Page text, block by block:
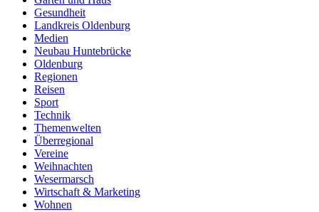
Gesundheit
Landkreis Oldenburg
Medien
Neubau Huntebrücke
Oldenburg
Regionen
Reisen
Sport
Technik
Themenwelten
Überregional
Vereine
Weihnachten
Wesermarsch
Wirtschaft & Marketing
Wohnen